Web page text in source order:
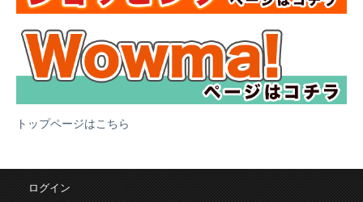
トップページはこちら
ログイン